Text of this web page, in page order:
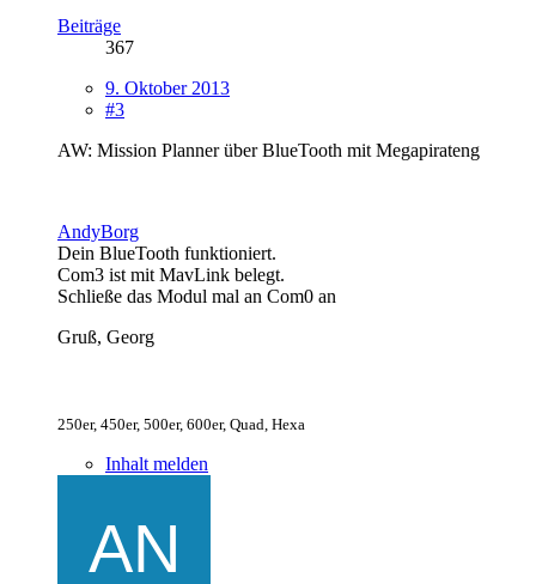
Beiträge
367
9. Oktober 2013
#3
AW: Mission Planner über BlueTooth mit Megapirateng
AndyBorg
Dein BlueTooth funktioniert.
Com3 ist mit MavLink belegt.
Schließe das Modul mal an Com0 an
Gruß, Georg
250er, 450er, 500er, 600er, Quad, Hexa
Inhalt melden